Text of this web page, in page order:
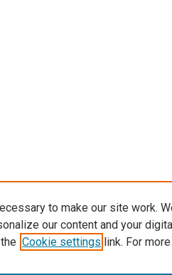
to make our site work.
our content and your
Cookie settings link. For